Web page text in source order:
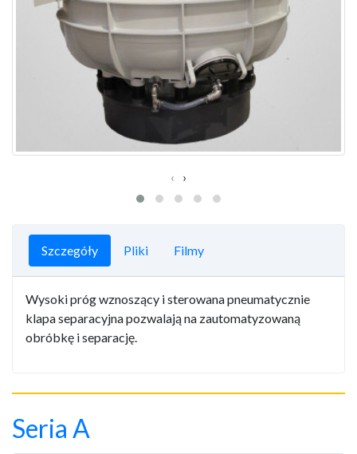
‹ ›
Szczegóły Pliki Filmy
Wysoki próg wznoszący i sterowana pneumatycznie
klapa separacyjna pozwalają na zautomatyzowaną
obróbkę i separację.
Seria A